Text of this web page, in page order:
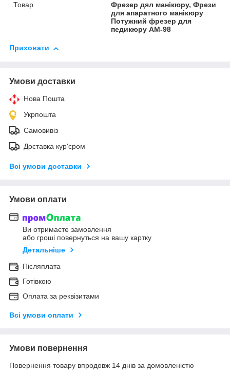
Товар
Фрезер дял манікюру, Фрези
для апаратного манікюру
Потужний фрезер для
педикюру AM-98
Приховати
Умови доставки
Нова Пошта
Укрпошта
Самовивіз
Доставка кур'єром
Всі умови доставки
Умови оплати
Ви отримаєте замовлення
або гроші повернуться на вашу картку
Детальніше
Післяплата
Готівкою
Оплата за реквізитами
Всі умови оплати
Умови повернення
Повернення товару впродовж 14 днів за домовленістю